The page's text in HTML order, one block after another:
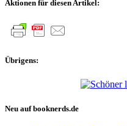
Aktionen für diesen Artikel:
Übrigens:
Neu auf booknerds.de